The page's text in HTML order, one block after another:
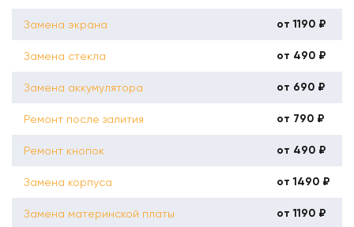
Замена экрана от 1190 ₽
Замена стекла от 490 ₽
Замена аккумулятора от 690 ₽
Ремонт после залития от 790 ₽
Ремонт кнопок от 490 ₽
Замена корпуса от 1490 ₽
Замена материнской платы от 1190 ₽